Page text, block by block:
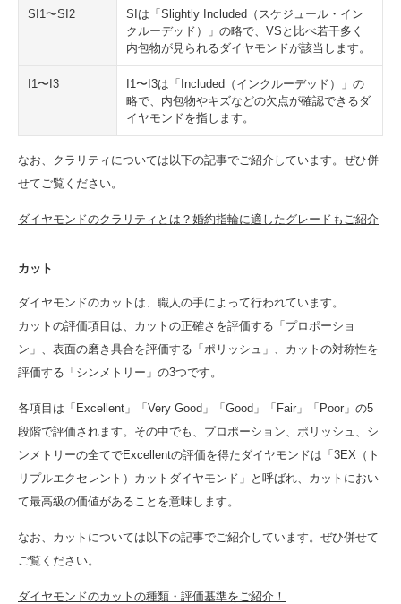
SI1〜SI2
SIは「Slightly Included（スケジュール・イン
クルーデッド）」の略で、VSと比べ若干多く
内包物が見られるダイヤモンドが該当します。
I1〜I3
I1〜I3は「Included（インクルーデッド）」の
略で、内包物やキズなどの欠点が確認できるダ
イヤモンドを指します。
なお、クラリティについては以下の記事でご紹介しています。ぜひ併
せてご覧ください。
ダイヤモンドのクラリティとは？婚約指輪に適したグレードもご紹介
カット
ダイヤモンドのカットは、職人の手によって行われています。
カットの評価項目は、カットの正確さを評価する「プロポーショ
ン」、表面の磨き具合を評価する「ポリッシュ」、カットの対称性を
評価する「シンメトリー」の3つです。
各項目は「Excellent」「Very Good」「Good」「Fair」「Poor」の5
段階で評価されます。その中でも、プロポーション、ポリッシュ、シ
ンメトリーの全てでExcellentの評価を得たダイヤモンドは「3EX（ト
リプルエクセレント）カットダイヤモンド」と呼ばれ、カットにおい
て最高級の価値があることを意味します。
なお、カットについては以下の記事でご紹介しています。ぜひ併せて
ご覧ください。
ダイヤモンドのカットの種類・評価基準をご紹介！